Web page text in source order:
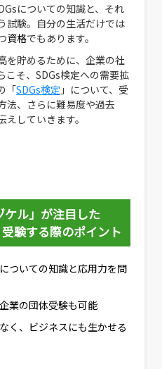
についての知識と、それ
試験。自分の生活だけでは
資格でもあります。
を貯めるために、企業の社
こそ、SDGs検定への需要拡
「SDGs検定 」について、受
法、さらに難易度や過去
していきます。
ケル」が注目した
験する際のポイント
ついての知識と応用力を問
業の団体受験も可能
く、ビジネスにも生かせる